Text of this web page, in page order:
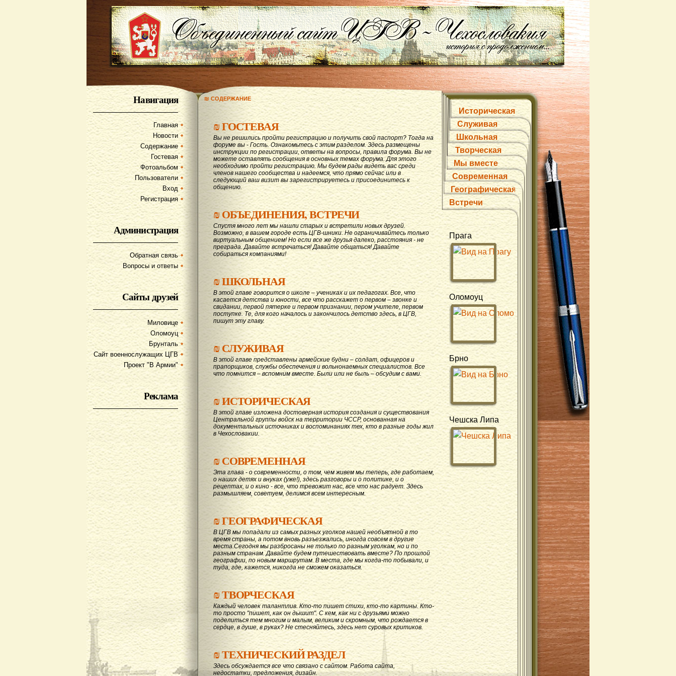
Навигация
Главная
Новости
Содержание
Гостевая
Фотоальбом
Пользователи
Вход
Регистрация
Администрация
Обратная связь
Вопросы и ответы
Сайты друзей
Миловице
Оломоуц
Брунталь
Сайт военнослужащих ЦГВ
Проект "В Армии"
Реклама
₪ СОДЕРЖАНИЕ
₪ГОСТЕВАЯ
Вы не решились пройти регистрацию и получить свой паспорт? Тогда на
форуме вы - Гость. Ознакомьтесь с этим разделом. Здесь размещены
инструкции по регистрации, ответы на вопросы, правила форума. Вы не
можете оставлять сообщения в основных темах форума. Для этого
необходимо пройти регистрацию. Мы будем рады видеть вас среди
членов нашего сообщества и надеемся, что прямо сейчас или в
следующий ваш визит вы зарегистрируетесь и присоединитесь к
общению.
₪ОБЪЕДИНЕНИЯ, ВСТРЕЧИ
Спустя много лет мы нашли старых и встретили новых друзей.
Возможно, в вашем городе есть ЦГВ-шники. Не ограничивайтесь только
виртуальным общением! Но если все же друзья далеко, расстояния - не
преграда. Давайте вcтречаться! Давайте общаться! Давайте
собираться компаниями!
₪ШКОЛЬНАЯ
В этой главе говорится о школе – учениках и их педагогах. Все, что
касается детства и юности, все что расскажет о первом – звонке и
свидании, первой пятерке и первом признании, пером учителе, первом
поступке. Те, для кого началось и закончилось детство здесь, в ЦГВ,
пишут эту главу.
₪СЛУЖИВАЯ
В этой главе представлены армейские будни – солдат, офицеров и
прапорщиков, службы обеспечения и вольнонаемных специалистов. Все
что помнится – вспомним вместе. Были или не быль – обсудим с вами.
₪ИСТОРИЧЕСКАЯ
В этой главе изложена достоверная история создания и существования
Центральной группы войск на территории ЧССР, основанная на
документальных источниках и воспоминаниях тех, кто в разные годы жил
в Чехословакии.
₪СОВРЕМЕННАЯ
Эта глава - о современности, о том, чем живем мы теперь, где работаем,
о наших детях и внуках (уже!), здесь разговоры и о политике, и о
рецептах, и о кино - все, что тревожит нас, все что нас радует. Здесь
размышляем, советуем, делимся всем интересным.
₪ГЕОГРАФИЧЕСКАЯ
В ЦГВ мы попадали из самых разных уголков нашей необъятной в то
время страны, а потом вновь разъезжались, иногда совсем в другие
места.Сегодня мы разбросаны не только по разным уголкам, но и по
разным странам. Давайте будем путешествовать вместе? По прошлой
географии, по новым маршрутам. В места, где мы когда-то побывали, и
туда, где, кажется, никогда не сможем оказаться.
₪ТВОРЧЕСКАЯ
Каждый человек талантлив. Кто-то пишет стихи, кто-то картины. Кто-
то просто "пишет, как он дышит". С кем, как ни с друзьями можно
поделиться тем многим и малым, великим и скромным, что рождается в
сердце, в душе, в руках? Не стесняйтесь, здесь нет суровых критиков.
₪ТЕХНИЧЕСКИЙ РАЗДЕЛ
Здесь обсуждается все что связано с сайтом. Работа сайта,
недостатки, предложения, дизайн.
Историческая
Служивая
Школьная
Творческая
Мы вместе
Современная
Географическая
Встречи
Прага
Оломоуц
Брно
Чешска Липа